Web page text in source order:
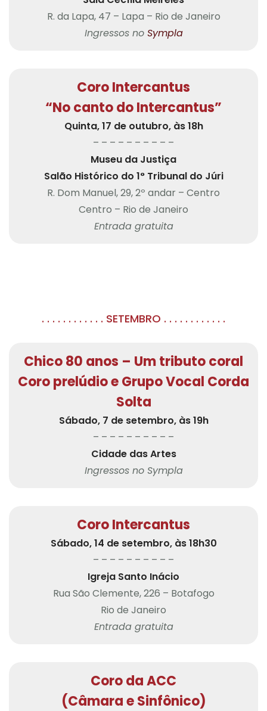
R. da Lapa, 47 – Lapa – Rio de Janeiro
Ingressos no Sympla
Coro Intercantus
“No canto do Intercantus”
Quinta, 17 de outubro, às 18h
– – – – – – – – – –
Museu da Justiça
Salão Histórico do 1° Tribunal do Júri
R. Dom Manuel, 29, 2º andar – Centro
Centro – Rio de Janeiro
Entrada gratuita
. . . . . . . . . . . . SETEMBRO . . . . . . . . . . . .
Chico 80 anos – Um tributo coral
Coro prelúdio e Grupo Vocal Corda
Solta
Sábado, 7 de setembro, às 19h
– – – – – – – – – –
Cidade das Artes
Ingressos no Sympla
Coro Intercantus
Sábado, 14 de setembro, às 18h30
– – – – – – – – – –
Igreja Santo Inácio
Rua São Clemente, 226 – Botafogo
Rio de Janeiro
Entrada gratuita
Coro da ACC
(Câmara e Sinfônico)